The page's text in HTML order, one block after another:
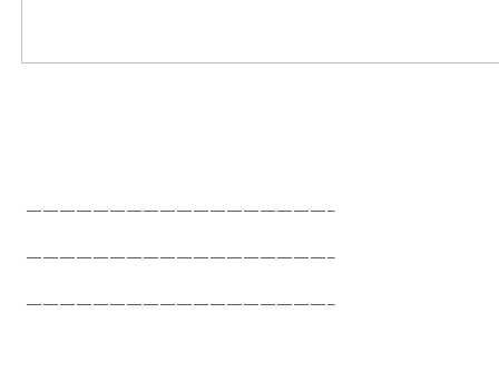
——————————————————–
——————————————————–
——————————————————–